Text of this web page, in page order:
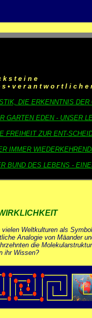
k s t e i n e
s • v e r a n t w o r t l i c h e
DIE ERKENNTNIS
GARTEN EDEN - UNSER
FREIHEIT ZUR ENT-
IMMER
BUND DES LEBENS -
Weltkulturen als
Analogie von Mäander
die
ihr Wissen?